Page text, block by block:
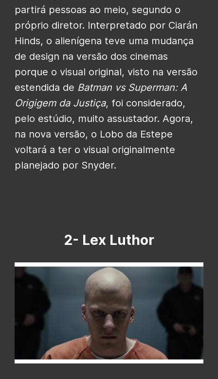
partirá pessoas ao meio, segundo o
próprio diretor. Interpretado por Ciarán
Hinds, o alienígena teve uma mudança
de design na versão dos cinemas
porque o visual original, visto na versão
estendida de Batman vs Superman: A
Origigem da Justiça, foi considerado,
pelo estúdio, muito assustador. Agora,
na nova versão, o Lobo da Estepe
voltará a ter o visual originalmente
planejado por Snyder.
2- Lex Luthor